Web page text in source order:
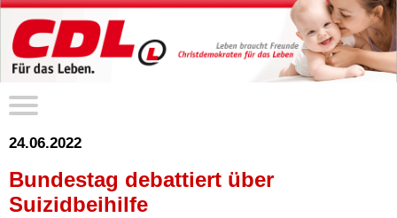
24.06.2022
Bundestag debattiert über
Suizidbeihilfe